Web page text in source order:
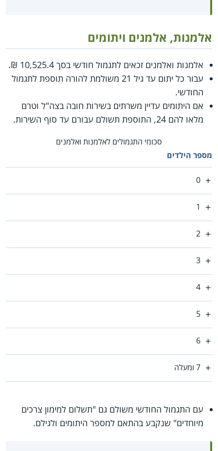
אלמנות, אלמנים ויתומים
אלמנות ואלמנים זכאים לתגמול חודשי בסך 10,525.4 ₪.
עבור כל יתום עד גיל 21 משולמת להורה תוספת לתגמול
החודשי.
אם היתומים עדיין משרתים בשירות חובה בצה"ל וטרם
מלאו להם 24, התוספת תשולם עבורם עד סוף השירות.
סכומי התגמולים לאלמנות ואלמנים
מספר הילדים
0
1
2
3
4
5
6
7 ומעלה
עם התגמול החודשי משולם גם "תשלום למימון צרכים
מיוחדים" שנקבע בהתאם למספר היתומים ולגילם.